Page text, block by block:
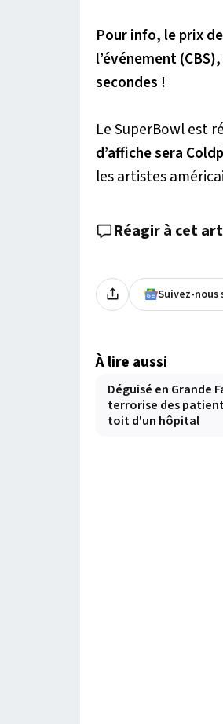
Pour info, le prix
l’événement
secondes !
Le SuperBowl est
d’affiche sera
les artistes
Réagir à cet
Suivez-nous
À lire aussi
Déguisé en Grande
terrorise des
toit d'un hôpital